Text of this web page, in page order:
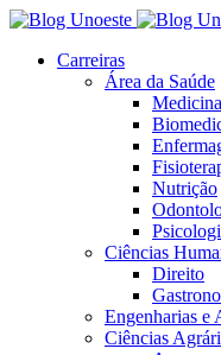
Carreiras
Área da Saúde
Medicina
Nutrição
Ciências
Direito
Engenharias e
Ciências